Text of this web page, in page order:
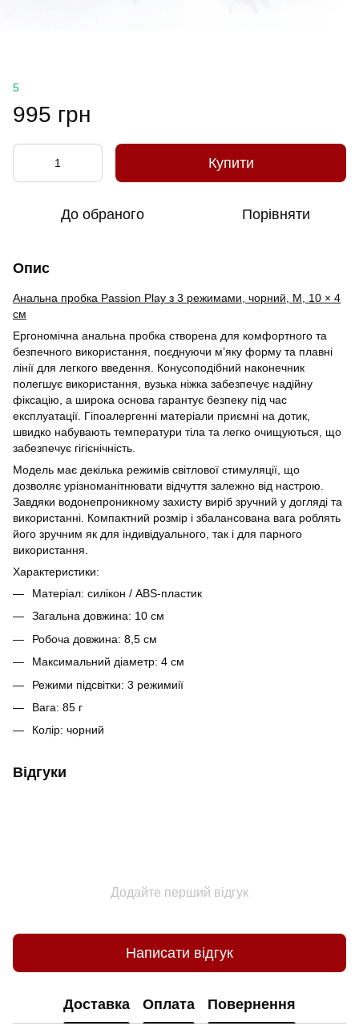
5
995 грн
Купити
До обраного Порівняти
Опис
Анальна пробка Passion Play з 3 режимами, чорний, M, 10 × 4
см
Ергономічна анальна пробка створена для комфортного та
безпечного використання, поєднуючи м’яку форму та плавні
лінії для легкого введення. Конусоподібний наконечник
полегшує використання, вузька ніжка забезпечує надійну
фіксацію, а широка основа гарантує безпеку під час
експлуатації. Гіпоалергенні матеріали приємні на дотик,
швидко набувають температури тіла та легко очищуються, що
забезпечує гігієнічність.
Модель має декілька режимів світлової стимуляції, що
дозволяє урізноманітнювати відчуття залежно від настрою.
Завдяки водонепроникному захисту виріб зручний у догляді та
використанні. Компактний розмір і збалансована вага роблять
його зручним як для індивідуального, так і для парного
використання.
Характеристики:
Матеріал: силікон / ABS-пластик
Загальна довжина: 10 см
Робоча довжина: 8,5 см
Максимальний діаметр: 4 см
Режими підсвітки: 3 режимиії
Вага: 85 г
Колір: чорний
Відгуки
Додайте перший відгук
Написати відгук
Доставка Оплата Повернення